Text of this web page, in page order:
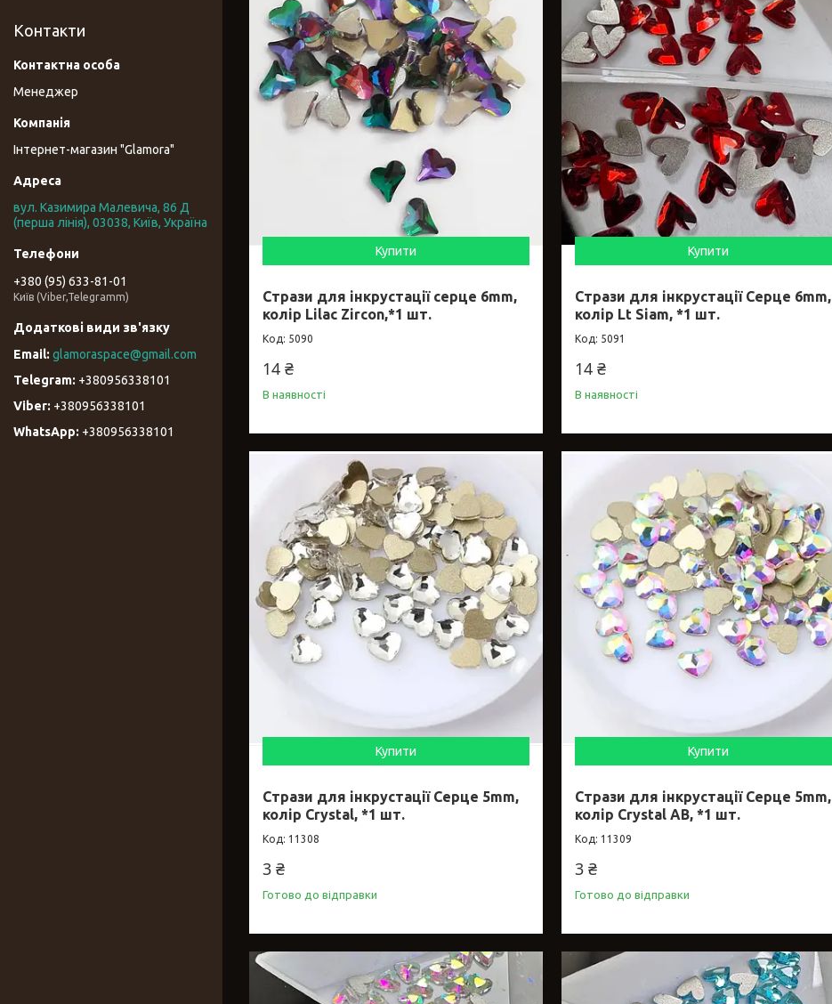
Купити
Стрази для інкрустації серце 6mm,
колір Lilac Zircon,*1 шт.
5090
14 ₴
В наявності
Купити
Стрази для інкрустації Серце 6mm,
колір Lt Siam, *1 шт.
5091
14 ₴
В наявності
Купити
Стрази для інкрустації Серце 5mm,
колір Crystal, *1 шт.
11308
3 ₴
Готово до відправки
Купити
Стрази для інкрустації Серце 5mm,
колір Crystal АВ, *1 шт.
11309
3 ₴
Готово до відправки
Контакти
Менеджер
Інтернет-магазин "Glamora"
вул. Казимира Малевича, 86 Д
(перша лінія), 03038, Київ, Україна
+380 (95) 633-81-01
Київ (Viber,Telegramm)
glamoraspace@gmail.com
+380956338101
+380956338101
+380956338101